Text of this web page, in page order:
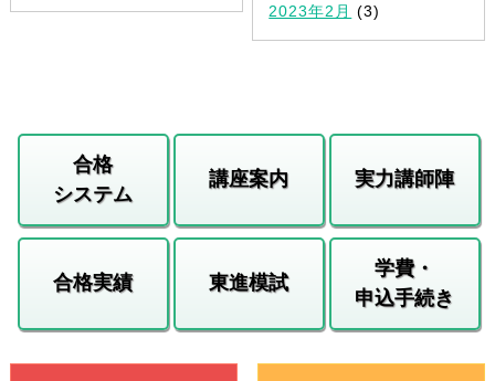
2023年2月 (3)
合格
システム
講座案内 実力講師陣
合格実績 東進模試
学費・
申込手続き